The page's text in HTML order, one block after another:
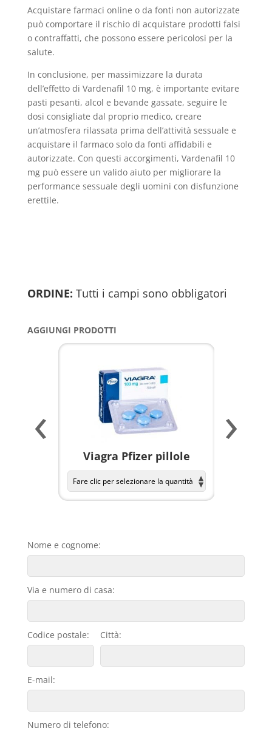
Acquistare farmaci online o da fonti non autorizzate
può comportare il rischio di acquistare prodotti falsi
o contraffatti, che possono essere pericolosi per la
salute.
In conclusione, per massimizzare la durata
dell’effetto di Vardenafil 10 mg, è importante evitare
pasti pesanti, alcol e bevande gassate, seguire le
dosi consigliate dal proprio medico, creare
un’atmosfera rilassata prima dell’attività sessuale e
acquistare il farmaco solo da fonti affidabili e
autorizzate. Con questi accorgimenti, Vardenafil 10
mg può essere un valido aiuto per migliorare la
performance sessuale degli uomini con disfunzione
erettile.
ORDINE: Tutti i campi sono obbligatori
AGGIUNGI PRODOTTI
Viagra Pfizer pillole
‹ ›
Nome e cognome:
Via e numero di casa:
Codice postale: Città:
E-mail:
Numero di telefono: